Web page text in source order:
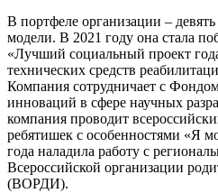
В портфеле организации –
модели. В 2021 году она стала
«Лучший социальный проект
технических средств
Компания сотрудничает с
инноваций в сфере научных
компания проводит
ребятишек с особенностями «Я
года наладила работу с
Всероссийской организации
(ВОРДИ).